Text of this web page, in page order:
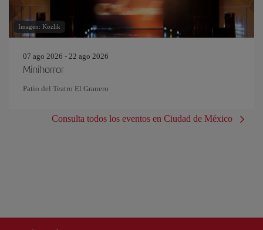
Imagen: Kozlik
07 ago 2026 - 22 ago 2026
Minihorror
Patio del Teatro El Granero
Consulta todos los eventos en Ciudad de México